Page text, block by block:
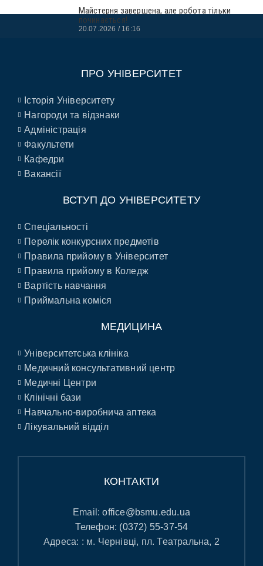
Майстерня завершена, але робота тільки
починається!
20.07.2026 16:16
ПРО УНІВЕРСИТЕТ
Історія Університету
Нагороди та відзнаки
Адміністрація
Факультети
Кафедри
Вакансії
ВСТУП ДО УНІВЕРСИТЕТУ
Спеціальності
Перелік конкурсних предметів
Правила прийому в Університет
Правила прийому в Коледж
Вартість навчання
Приймальна коміся
МЕДИЦИНА
Університетська клініка
Медичний консультативний центр
Медичні Центри
Клінічні бази
Навчально-виробнича аптека
Лікувальний відділ
КОНТАКТИ
Email:office@bsmu.edu.ua
Телефон: (0372) 55-37-54
Адреса: : м. Чернівці, пл. Театральна, 2